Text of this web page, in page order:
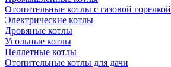
Отопительные котлы с газовой горелкой
Электрические котлы
Дровяные котлы
Угольные котлы
Пеллетные котлы
Отопительные котлы для дачи